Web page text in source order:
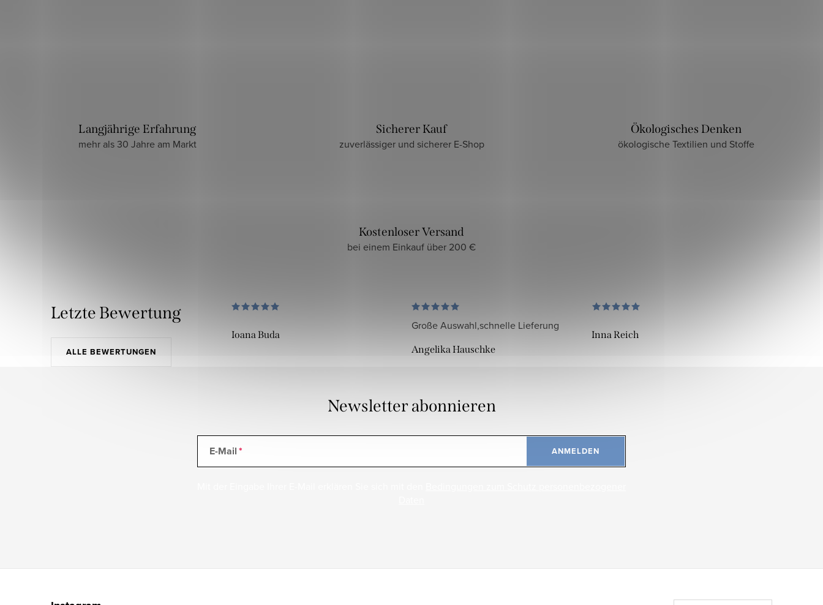
Langjährige Erfahrung
mehr als 30 Jahre am Markt
Sicherer Kauf
zuverlässiger und sicherer E-Shop
Ökologisches Denken
ökologische Textilien und Stoffe
Kostenloser Versand
bei einem Einkauf über 200 €
Letzte Bewertung
ALLE BEWERTUNGEN
Ioana Buda
Große Auswahl,schnelle Lieferung
Angelika Hauschke
Inna Reich
Newsletter abonnieren
E-Mail ANMELDEN